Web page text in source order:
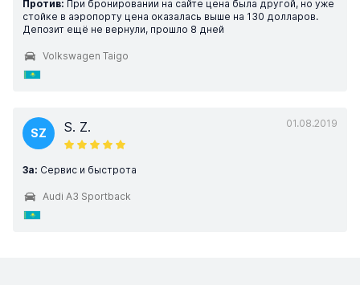
Против: При бронировании на сайте цена была другой, но уже
стойке в аэропорту цена оказалась выше на 130 долларов.
Депозит ещё не вернули, прошло 8 дней
Volkswagen Taigo
01.08.2019
SZ S. Z.
За: Сервис и быстрота
Audi A3 Sportback